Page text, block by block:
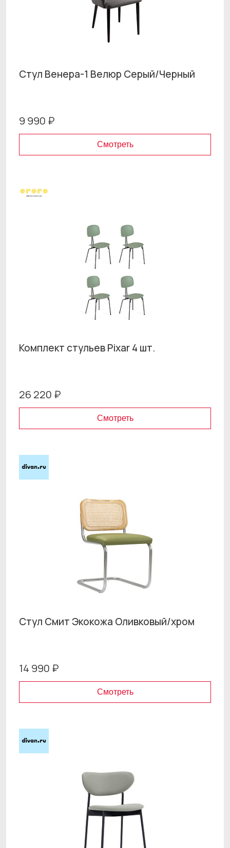
Стул Венера-1 Велюр Серый/Черный
9 990 ₽
Смотреть
Комплект стульев Pixar 4 шт.
26 220 ₽
Смотреть
Стул Смит Экокожа Оливковый/xром
14 990 ₽
Смотреть